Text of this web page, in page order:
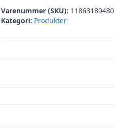
Varenummer (SKU):
Kategori: Produkter